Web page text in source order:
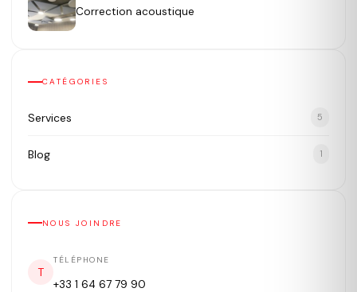
Correction acoustique
CATÉGORIES
Services 5
Blog 1
NOUS JOINDRE
T
TÉLÉPHONE
+33 1 64 67 79 90